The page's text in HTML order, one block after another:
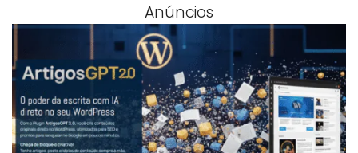
Anúncios